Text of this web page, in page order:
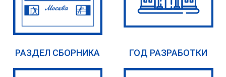
РАЗДЕЛ СБОРНИКА ГОД РАЗРАБОТКИ